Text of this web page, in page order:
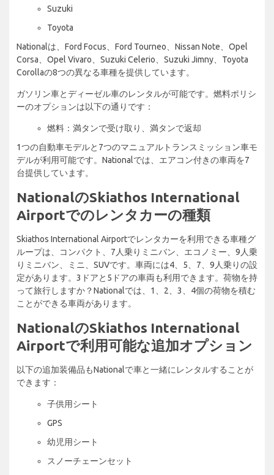
Suzuki
Toyota
Nationalは、Ford Focus、Ford Tourneo、Nissan Note、Opel
Corsa、Opel Vivaro、Suzuki Celerio、Suzuki Jimny、Toyota
Corollaの8つの異なる車種を提供しています。
ガソリン車とディーゼル車のレンタルが可能です。燃料ポリシ
ーのオプションは以下の通りです：
燃料：満タンで受け取り、満タンで返却
1つの自動車モデルと7つのマニュアルトランスミッション車モ
デルが利用可能です。Nationalでは、エアコン付きの車両を7
台提供しています。
NationalのSkiathos International
Airportでのレンタカーの種類
Skiathos International Airportでレンタカーを利用できる車種グ
ループは、コンパクト、7人乗りミニバン、エコノミー、9人乗
りミニバン、ミニ、SUVです。車両には4、5、7、9人乗りの設
定があります。3ドアと5ドアの車両も利用できます。荷物を持
って旅行しますか？Nationalでは、1、2、3、4個の荷物を積む
ことができる車両があります。
NationalのSkiathos International
Airportで利用可能な追加オプション
以下の追加装備品もNationalで車と一緒にレンタルすることが
できます：
子供用シート
GPS
幼児用シート
スノーチェーンセット